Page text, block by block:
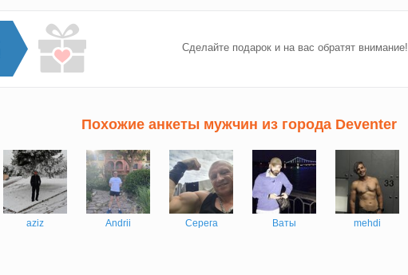
Сделайте подарок и на вас обратят внимание!
Похожие анкеты мужчин из города Deventer
aziz Andrii Серега Ваты mehdi